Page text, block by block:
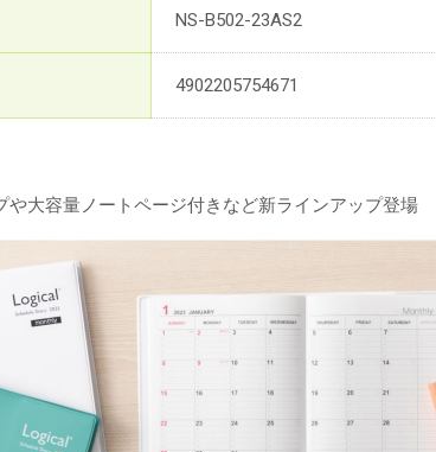
NS-B502-23AS2
4902205754671
や大容量ノートページ付きなど新ラインアップ登場